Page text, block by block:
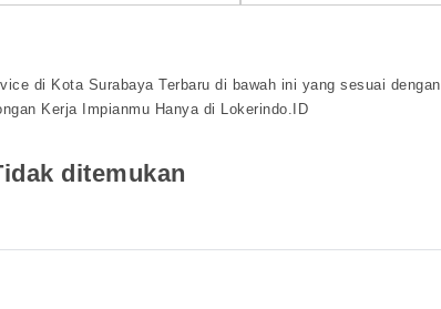
di Kota Surabaya Terbaru di bawah ini yang sesuai dengan
Kerja Impianmu Hanya di Lokerindo.ID
ditemukan